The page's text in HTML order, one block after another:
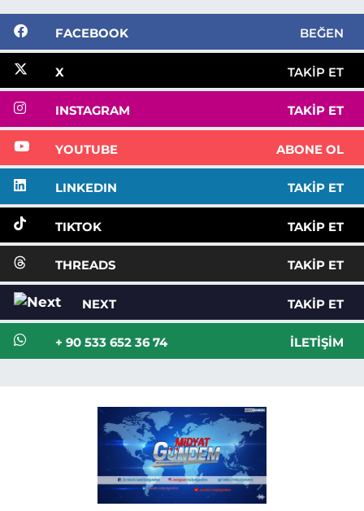
FACEBOOK BEĞEN
X TAKIP ET
INSTAGRAM TAKIP ET
YOUTUBE ABONE OL
LINKEDIN TAKIP ET
TIKTOK TAKIP ET
THREADS TAKIP ET
NEXT TAKIP ET
+ 90 533 652 36 74 İLETIŞIM